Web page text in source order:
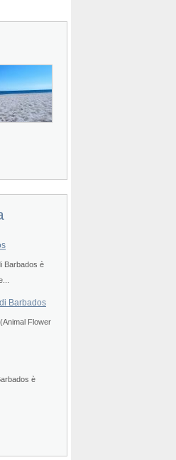
Barbados è
Barbados
Flower
è